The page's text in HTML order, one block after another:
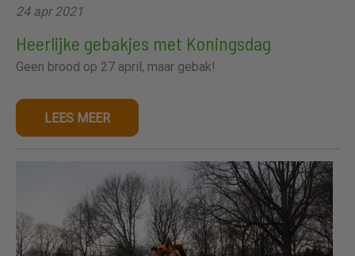
24 apr 2021
Heerlijke gebakjes met Koningsdag
Geen brood op 27 april, maar gebak!
LEES MEER